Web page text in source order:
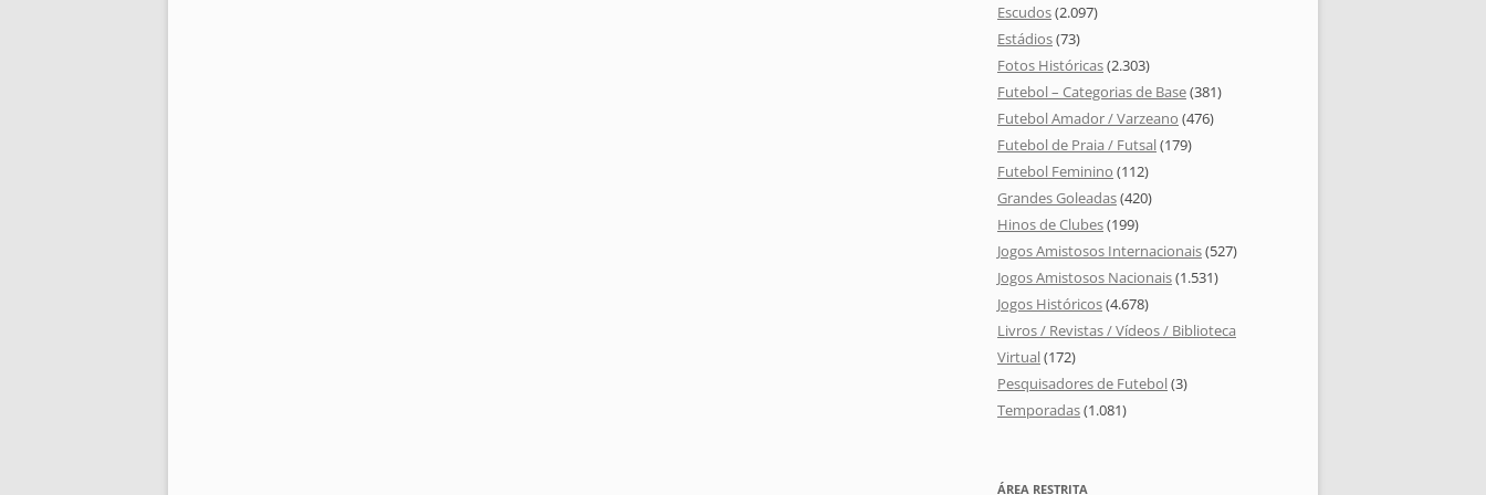
Escudos(2.097)
Estádios(73)
Fotos Históricas(2.303)
Futebol – Categorias de Base(381)
Futebol Amador / Varzeano (476)
Futebol de Praia / Futsal(179)
Futebol Feminino (112)
Grandes Goleadas(420)
Hinos de Clubes(199)
Jogos Amistosos Internacionais(527)
Jogos Amistosos Nacionais(1.531)
Jogos Históricos(4.678)
Livros / Revistas / Vídeos / Biblioteca
Virtual(172)
Pesquisadores de Futebol(3)
Temporadas(1.081)
ÁREA RESTRITA